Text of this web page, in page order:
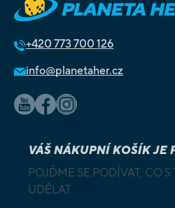
+420 773 700 126
info@planetaher.cz
VÁŠ NÁKUPNÍ KOŠÍK JE
POJĎME SE PODÍVAT, CO
UDĚLAT